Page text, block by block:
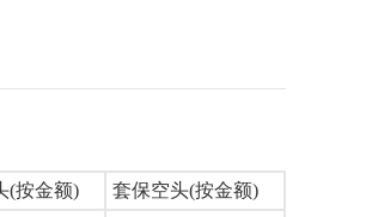
(按金额)
套保空头(按金额)